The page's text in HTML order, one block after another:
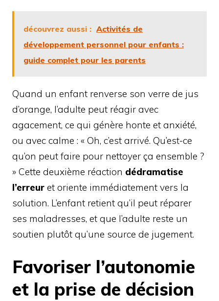
découvrez aussi : Activités de
développement personnel pour enfants :
guide complet pour les parents
Quand un enfant renverse son verre de jus
d’orange, l’adulte peut réagir avec
agacement, ce qui génère honte et anxiété,
ou avec calme : « Oh, c’est arrivé. Qu’est-ce
qu’on peut faire pour nettoyer ça ensemble ?
» Cette deuxième réaction dédramatise
l’erreur et oriente immédiatement vers la
solution. L’enfant retient qu’il peut réparer
ses maladresses, et que l’adulte reste un
soutien plutôt qu’une source de jugement.
Favoriser l’autonomie
et la prise de décision